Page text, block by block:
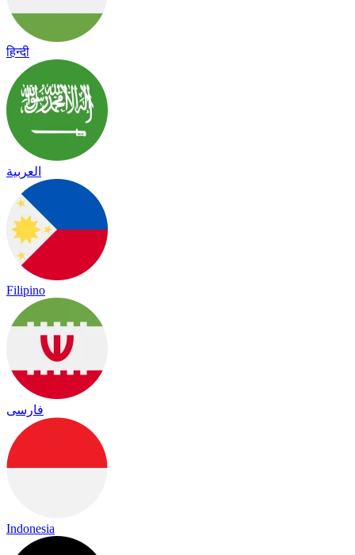
हिन्दी
العربية
Filipino
فارسی
Indonesia